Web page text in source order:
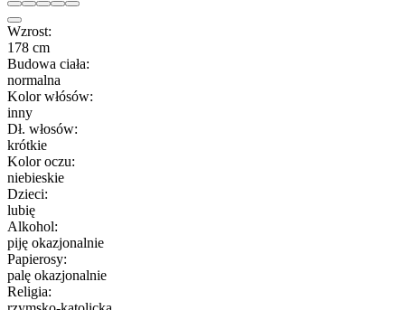
Wzrost:
178 cm
Budowa ciała:
normalna
Kolor włósów:
inny
Dł. włosów:
krótkie
Kolor oczu:
niebieskie
Dzieci:
lubię
Alkohol:
piję okazjonalnie
Papierosy:
palę okazjonalnie
Religia: